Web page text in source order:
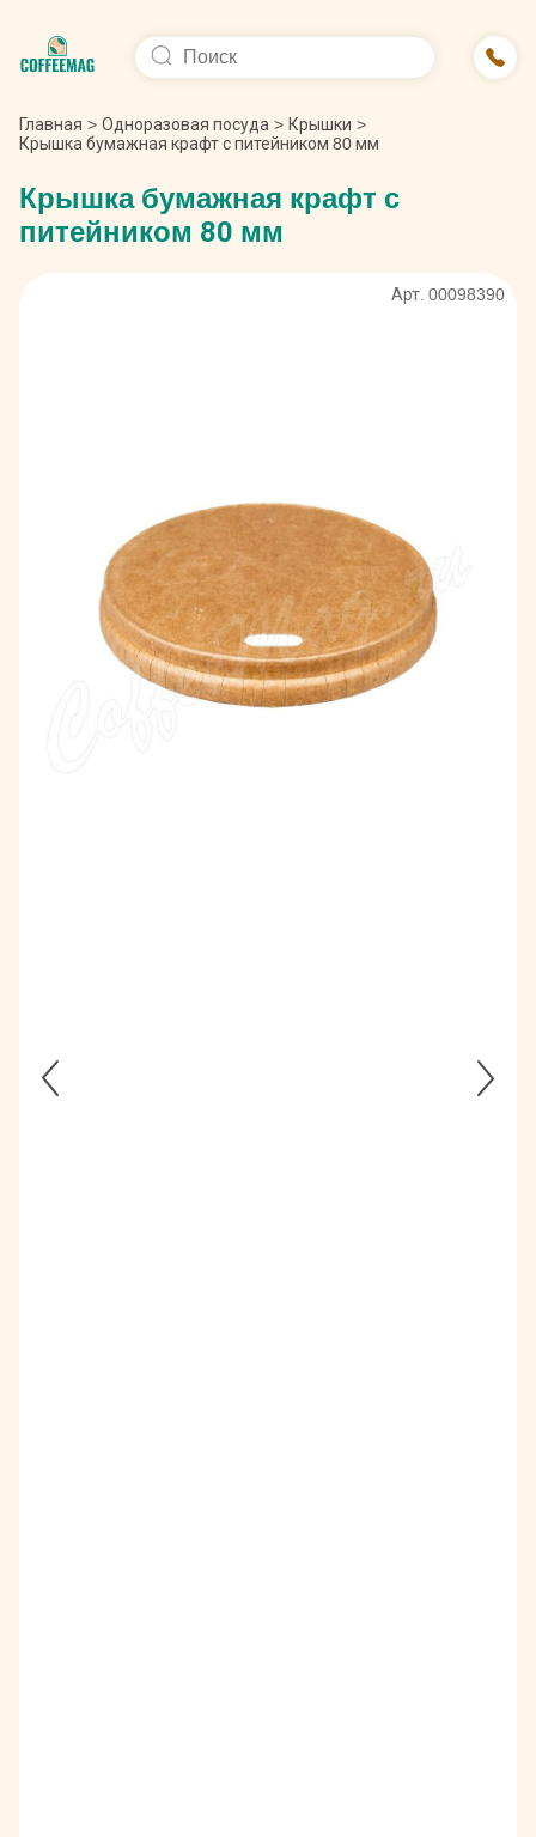
Главная > Одноразовая посуда > Крышки >
Крышка бумажная крафт с питейником 80 мм
Крышка бумажная крафт с
питейником 80 мм
Арт. 00098390